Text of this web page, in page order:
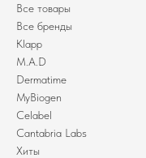
MyBiogen
Dermatime
Хиты
Cantabria Labs
Celabel
M.A.D
Klapp
Все товары
Все бренды